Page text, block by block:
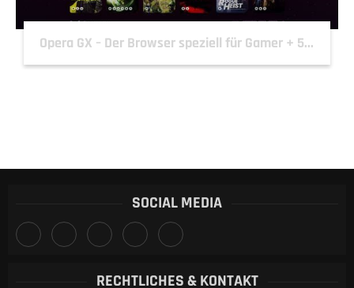
Opera GX – Der Browser speziell für Gamer + 5...
SOCIAL MEDIA
RECHTLICHES & KONTAKT